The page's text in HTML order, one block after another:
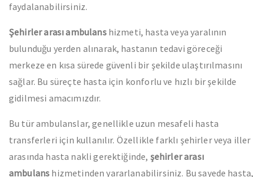
faydalanabilirsiniz.
Şehirler arası ambulanshizmeti, hasta veya yaralının
bulunduğu yerden alınarak, hastanın tedavi göreceği
merkeze en kısa sürede güvenli bir şekilde ulaştırılmasını
sağlar. Bu süreçte hasta için konforlu ve hızlı bir şekilde
gidilmesi amacımızdır.
Bu tür ambulanslar, genellikle uzun mesafeli hasta
transferleri için kullanılır. Özellikle farklı şehirler veya iller
arasında hasta nakli gerektiğinde, şehirler arası
ambulans hizmetinden yararlanabilirsiniz. Bu sayede hasta,